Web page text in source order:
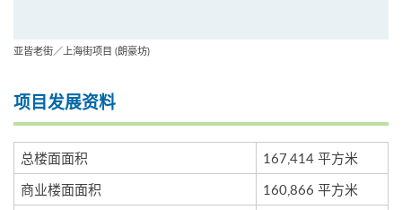
亚皆老街／上海街项目 (朗豪坊)
项目发展资料
总楼面面积
167,414 平方米
商业楼面面积
160,866 平方米